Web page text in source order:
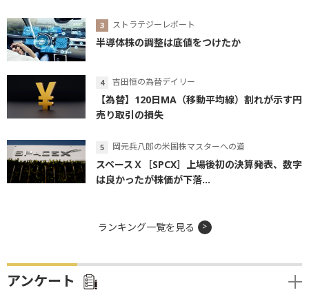
ストラテジーレポート
半導体株の調整は底値をつけたか
吉田恒の為替デイリー
【為替】120日MA（移動平均線）割れが示す円
売り取引の損失
岡元兵八郎の米国株マスターへの道
スペースＸ［SPCX］上場後初の決算発表、数字
は良かったが株価が下落...
ランキング一覧を見る
アンケート